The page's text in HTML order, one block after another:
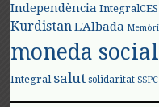
Independència IntegralCES
KurdistanL'Albada
moneda social
Integral salut solidaritat SSPC